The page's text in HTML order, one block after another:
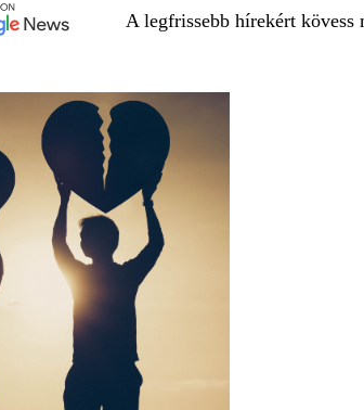
A legfrissebb hírekért kövess